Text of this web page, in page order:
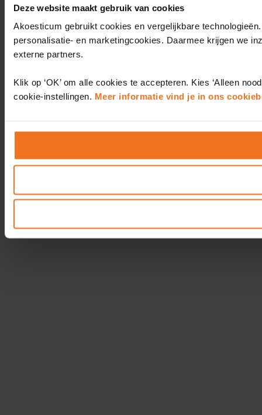
Deze website maakt gebruik van cookies
Akoesticum gebruikt cookies en vergelijkbare
personalisatie- en marketingcookies. Daarmee krijgen we
externe partners.
Klik op ‘OK’ om alle cookies te accepteren. Kies ‘Alleen
cookie-instellingen. Meer informatie vind je in ons